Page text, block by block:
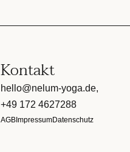
Kontakt
hello@nelum-yoga.de,
+49 172 4627288
AGBImpressumDatenschutz